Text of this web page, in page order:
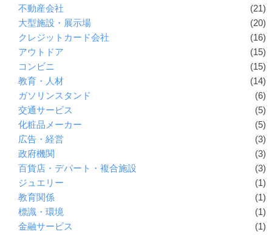
不動産会社
(21)
大型施設・展示場
(20)
クレジットカード会社
(16)
アウトドア
(15)
コンビニ
(15)
教育・人材
(14)
ガソリンスタンド
(6)
交通サービス
(5)
化粧品メーカー
(5)
広告・経営
(3)
政府機関
(3)
百貨店・デパート・複合施設
(3)
ジュエリー
(1)
教育関係
(1)
標識・環境
(1)
金融サービス
(1)